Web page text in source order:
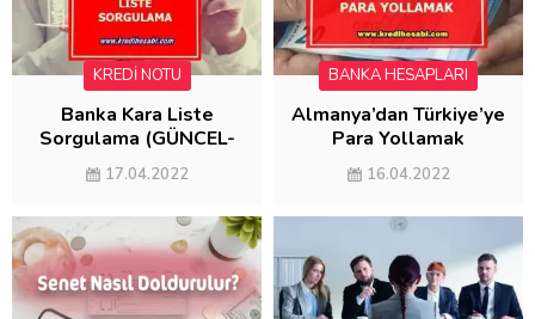
KREDİ NOTU
Banka Kara Liste
Sorgulama (GÜNCEL-
2022)
17.04.2022
BANKA HESAPLARI
Almanya’dan Türkiye’ye
Para Yollamak
(MASRAFSIZ
GÖNDERME)
16.04.2022